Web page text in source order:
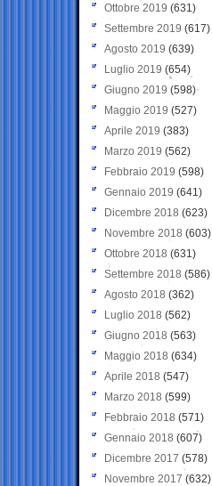
Ottobre 2019 (631)
Settembre 2019 (617)
Agosto 2019 (639)
Luglio 2019 (654)
Giugno 2019 (598)
Maggio 2019 (527)
Aprile 2019 (383)
Marzo 2019 (562)
Febbraio 2019 (598)
Gennaio 2019 (641)
Dicembre 2018 (623)
Novembre 2018 (603)
Ottobre 2018 (631)
Settembre 2018 (586)
Agosto 2018 (362)
Luglio 2018 (562)
Giugno 2018 (563)
Maggio 2018 (634)
Aprile 2018 (547)
Marzo 2018 (599)
Febbraio 2018 (571)
Gennaio 2018 (607)
Dicembre 2017 (578)
Novembre 2017 (632)